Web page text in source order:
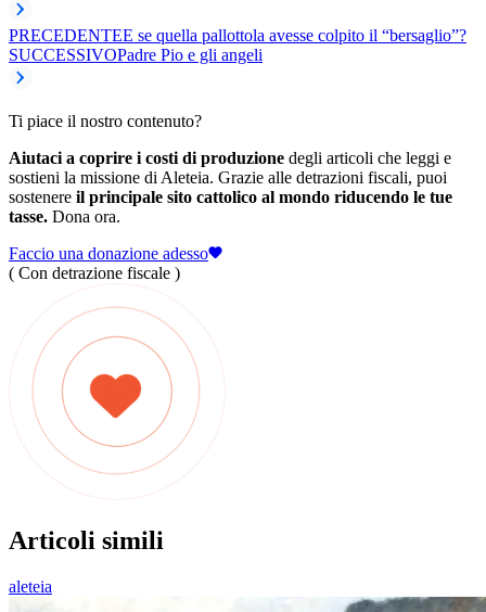
PRECEDENTEE se quella pallottola avesse colpito il “bersaglio”?
SUCCESSIVOPadre Pio e gli angeli
Ti piace il nostro contenuto?
Aiutaci a coprire i costi di produzione degli articoli che leggi e
sostieni la missione di Aleteia. Grazie alle detrazioni fiscali, puoi
sostenere il principale sito cattolico al mondo riducendo le tue
tasse. Dona ora.
Faccio una donazione adesso
( Con detrazione fiscale )
Articoli simili
aleteia